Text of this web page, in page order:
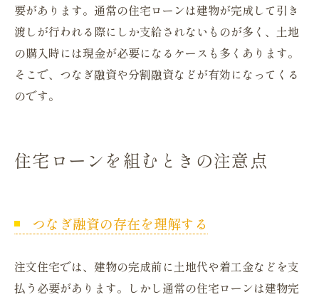
要があります。通常の住宅ローンは建物が完成して引き
渡しが行われる際にしか支給されないものが多く、土地
の購入時には現金が必要になるケースも多くあります。
そこで、つなぎ融資や分割融資などが有効になってくる
のです。
住宅ローンを組むときの注意点
つなぎ融資の存在を理解する
注文住宅では、建物の完成前に土地代や着工金などを支
払う必要があります。しかし通常の住宅ローンは建物完